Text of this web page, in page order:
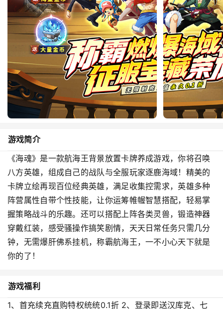
游戏简介
《海魂》是一款航海王背景放置卡牌养成游戏，你将召唤
八方英雄，组成自己的战队与全服玩家逐鹿海域！精美的
卡牌立绘再现百位经典英雄，满足收集控需求，英雄多种
阵营属性自带个性技能，让你运筹帷幄智慧搭配，轻易掌
握策略战斗的乐趣。还可以搭配上阵各类灵兽，锻造神器
穿戴红装，感受骚操作搞笑剧情，天天日常任务只需几分
钟，无需爆肝佛系挂机，称霸航海王，一不小心天下就是
你的了！
游戏福利
1、首充续充直购特权统统0.1折 2、登录即送汉库克、七